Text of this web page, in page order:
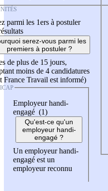
parmi les 1ers à postuler
serez-vous parmi les
premiers à postuler ?
de plus de 15 jours,
moins de 4 candidatures
France Travail est informé)
Employeur handi-
engagé (1)
Qu'est-ce qu'un
employeur handi-
engagé ?
Un employeur handi-
engagé est un
employeur reconnu